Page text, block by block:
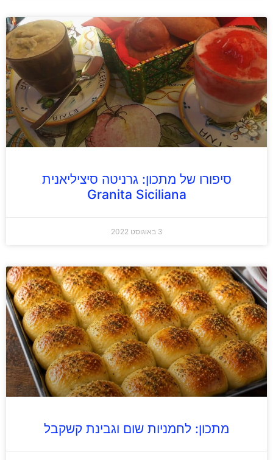
סיפורו של מתכון: גרניטה סיציליאנית
Granita Siciliana
3 באוגוסט 2022
מתכון: לחמניות שום וגבינת קשקבל